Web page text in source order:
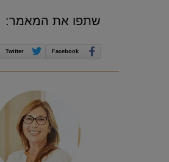
שתפו את המאמר:
Facebook
Twitter